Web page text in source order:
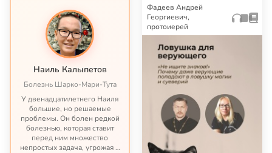
Наиль Калыпетов
Болезнь Шарко-Мари-Тута
У двенадцатилетнего Наиля
большие, но решаемые
проблемы. Он болен редкой
болезнью, которая ставит
перед ним множество
непростых задача, угрожая в
Фадеев Андрей
Георгиевич,
протоиерей